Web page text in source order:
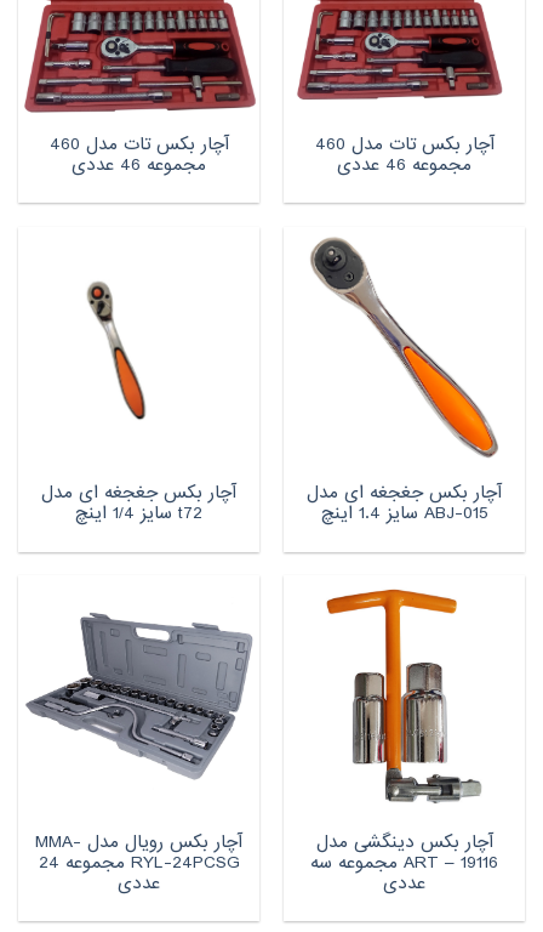
آچار بکس تات مدل 460
مجموعه 46 عددی
آچار بکس تات مدل 460
مجموعه 46 عددی
آچار بکس جغجغه ای مدل
ABJ-015 سایز 1.4 اینچ
آچار بکس جغجغه ای مدل
t72 سایز 1/4 اینچ
آچار بکس دینگشی مدل
ART – 19116 مجموعه سه
عددی
آچار بکس رویال مدل MMA-
RYL-24PCSG مجموعه 24
عددی